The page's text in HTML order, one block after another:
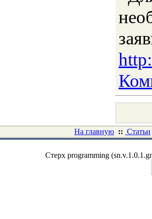
На главную :: Статьи
Стерх programming